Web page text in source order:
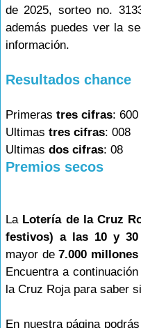
de 2025, sorteo no.
además puedes ver la
información.
Resultados chance
Primeras tres cifras: 600
Ultimas tres cifras: 008
Ultimas dos cifras: 08
Premios secos
La Lotería de la Cruz
festivos) a las 10 y
mayor de7.000
Encuentra a
la Cruz Roja para saber
En nuestra página